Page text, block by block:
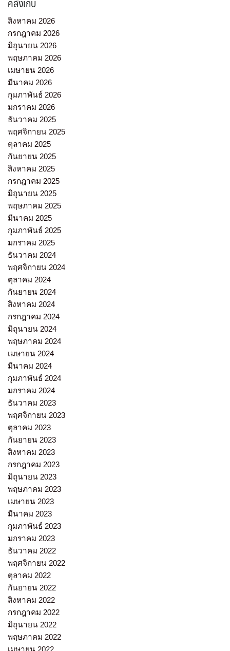
สิงหาคม 2026
กรกฎาคม 2026
มิถุนายน 2026
พฤษภาคม 2026
เมษายน 2026
มีนาคม 2026
กุมภาพันธ์ 2026
มกราคม 2026
ธันวาคม 2025
พฤศจิกายน 2025
ตุลาคม 2025
กันยายน 2025
สิงหาคม 2025
กรกฎาคม 2025
มิถุนายน 2025
พฤษภาคม 2025
มีนาคม 2025
กุมภาพันธ์ 2025
มกราคม 2025
ธันวาคม 2024
พฤศจิกายน 2024
ตุลาคม 2024
กันยายน 2024
สิงหาคม 2024
กรกฎาคม 2024
มิถุนายน 2024
พฤษภาคม 2024
เมษายน 2024
มีนาคม 2024
กุมภาพันธ์ 2024
มกราคม 2024
ธันวาคม 2023
พฤศจิกายน 2023
ตุลาคม 2023
กันยายน 2023
สิงหาคม 2023
กรกฎาคม 2023
มิถุนายน 2023
พฤษภาคม 2023
เมษายน 2023
มีนาคม 2023
กุมภาพันธ์ 2023
มกราคม 2023
ธันวาคม 2022
พฤศจิกายน 2022
ตุลาคม 2022
กันยายน 2022
สิงหาคม 2022
กรกฎาคม 2022
มิถุนายน 2022
พฤษภาคม 2022
เมษายน 2022